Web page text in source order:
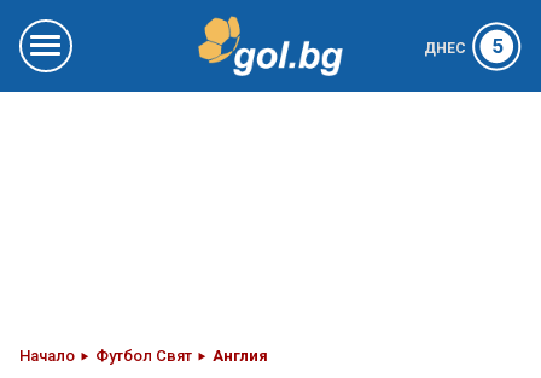
ДНЕС 5
Начало Футбол Свят Англия